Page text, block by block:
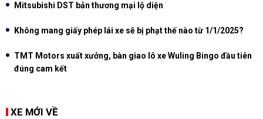
Mitsubishi DST bản thương mại lộ diện
Không mang giấy phép lái xe sẽ bị phạt thế nào từ 1/1/2025?
TMT Motors xuất xưởng, bàn giao lô xe Wuling Bingo đầu tiên
đúng cam kết
XE MỚI VỀ